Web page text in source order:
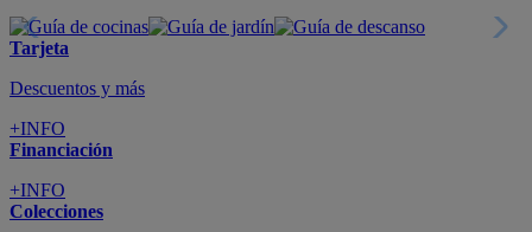
Tarjeta
Descuentos y más
+INFO
Financiación
+INFO
Colecciones